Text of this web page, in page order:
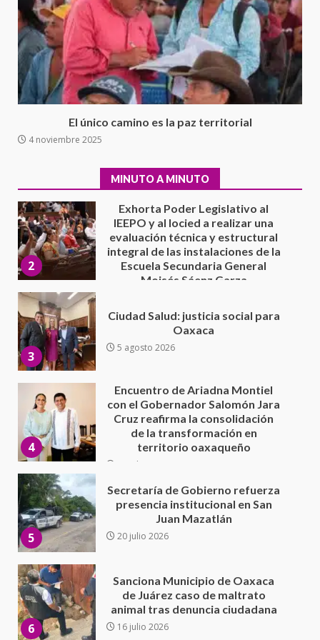
El único camino es la paz territorial
4 noviembre 2025
MINUTO A MINUTO
16 julio 2026
1
Avanza con orden y tranquilidad
el proceso electoral
extraordinario de Santiago
Xanica: Jesús Romero
7 agosto 2026
Exhorta Poder Legislativo al
IEEPO y al Iocied a realizar una
Escuela Secundaria General
Moisés Sáenz Garza
5 agosto 2026
3
Ciudad Salud: justicia social para
Oaxaca
5 agosto 2026
4
con el Gobernador Salomón Jara
Cruz reafirma la consolidación
de la transformación en
5
Secretaría de Gobierno refuerza
presencia institucional en San
Juan Mazatlán
20 julio 2026
6
Sanciona Municipio de Oaxaca
de Juárez caso de maltrato
animal tras denuncia ciudadana
16 julio 2026
7
California; FGR lo investiga por
presuntos delitos de
delincuencia organizada y
contrabando